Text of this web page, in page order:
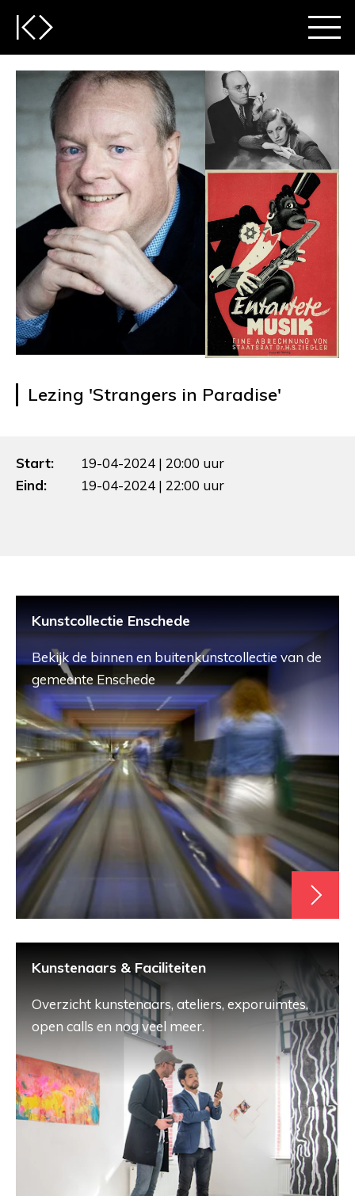
Lezing 'Strangers in Paradise'
Start:
19-04-2024 | 20:00 uur
Eind:
19-04-2024 | 22:00 uur
Kunstcollectie Enschede
Bekijk de binnen en buitenkunstcollectie van de
gemeente Enschede
Kunstenaars & Faciliteiten
Overzicht kunstenaars, ateliers, exporuimtes,
open calls en nog veel meer.